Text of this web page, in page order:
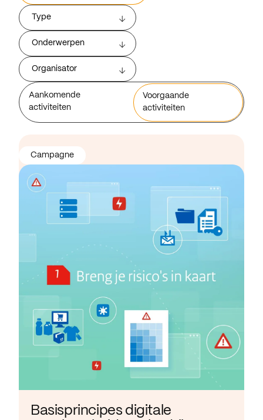
Type
Onderwerpen
Organisator
Aankomende
activiteiten
Voorgaande
activiteiten
Basisprincipes digitale
Campagne